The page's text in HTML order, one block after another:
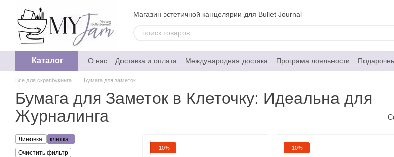
Перейти к основному контенту
Магазин эстетичной канцелярии для Bullet Journal
Каталог О нас Доставка и оплата Международная достака Програма лояльности
Обмен и возврат
Отзывы о магазине Контактная информация
Договор публичной
Политика конфедециальности
Все для скрапбукинга Бумага для заметок
Бумага для Заметок в Клеточку: Идеальна для
Журналинга
−10% −10%
Линовка:
клетка
Очистить фильтр